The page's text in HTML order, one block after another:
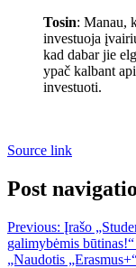
Tosin: Manau,
investuoja
kad dabar jie
ypač kalbant
investuoti.
Source link
Post
Previous: Įrašo
galimybėmis
„Naudotis